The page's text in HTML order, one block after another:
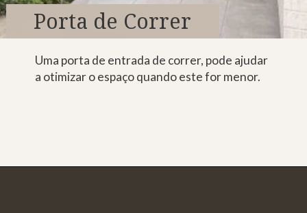
Uma porta de entrada de correr, pode ajudar
a otimizar o espaço quando este for menor.
Porta de Correr